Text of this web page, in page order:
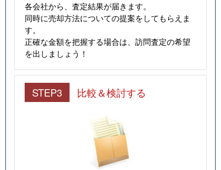
各会社から、査定結果が届きます。
同時に売却方法についての提案をしてもらえま
す。
正確な金額を把握する場合は、訪問査定の希望
を出しましょう！
STEP3 比較＆検討する